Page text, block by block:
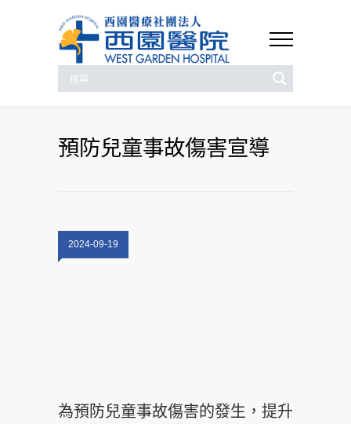
預防兒童事故傷害宣導
2024-09-19
為預防兒童事故傷害的發生，提升